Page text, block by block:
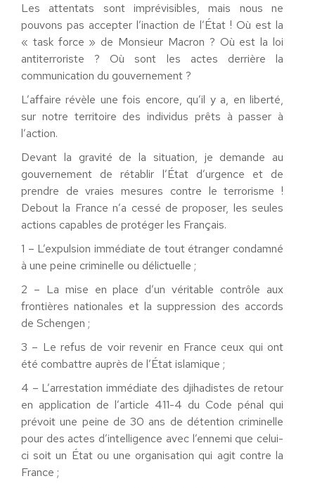
Les attentats sont imprévisibles, mais nous ne
pouvons pas accepter l’inaction de l’État ! Où est la
« task force » de Monsieur Macron ? Où est la loi
antiterroriste ? Où sont les actes derrière la
communication du gouvernement ?
L’affaire révèle une fois encore, qu’il y a, en liberté,
sur notre territoire des individus prêts à passer à
l’action.
Devant la gravité de la situation, je demande au
gouvernement de rétablir l’État d’urgence et de
prendre de vraies mesures contre le terrorisme !
Debout la France n’a cessé de proposer, les seules
actions capables de protéger les Français.
1 – L’expulsion immédiate de tout étranger condamné
à une peine criminelle ou délictuelle ;
2 – La mise en place d’un véritable contrôle aux
frontières nationales et la suppression des accords
de Schengen ;
3 – Le refus de voir revenir en France ceux qui ont
été combattre auprès de l’État islamique ;
4 – L’arrestation immédiate des djihadistes de retour
en application de l’article 411-4 du Code pénal qui
prévoit une peine de 30 ans de détention criminelle
pour des actes d’intelligence avec l’ennemi que celui-
ci soit un État ou une organisation qui agit contre la
France ;